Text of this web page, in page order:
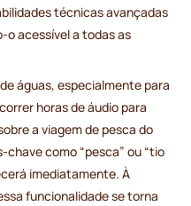
técnicas avançadas
o acessível a todas as
águas, especialmente para
horas de áudio para
a viagem de pesca do
como “pesca” ou “tio
imediatamente. À
funcionalidade se torna